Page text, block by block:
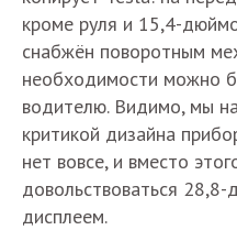
кроме руля и 15,4-
снабжён поворотным
необходимости можно
водителю. Видимо, мы
критикой дизайна
нет вовсе, и вместо
довольствоваться
дисплеем.